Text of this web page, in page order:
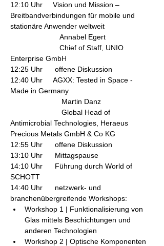
12:10 Uhr     Vision und Mission –
Breitbandverbindungen für mobile und
stationäre Anwender weltweit
Annabel Egert
Chief of Staff, UNIO
Enterprise GmbH
12:25 Uhr      offene Diskussion
12:40 Uhr     AGXX: Tested in Space -
Made in Germany
Martin Danz
Global Head of
Antimicrobial Technologies, Heraeus
Precious Metals GmbH & Co KG
12:55 Uhr      offene Diskussion
13:10 Uhr      Mittagspause
14:10 Uhr      Führung durch World of
SCHOTT
14:40 Uhr      netzwerk- und
branchenübergreifende Workshops:
Workshop 1 | Funktionalisierung von
Glas mittels Beschichtungen und
anderen Technologien
Workshop 2 | Optische Komponenten